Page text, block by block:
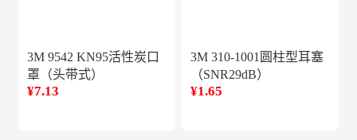
3M 9542 KN95活性炭口
罩（头带式）
¥7.13
3M 310-1001圆柱型耳塞
（SNR29dB）
¥1.65